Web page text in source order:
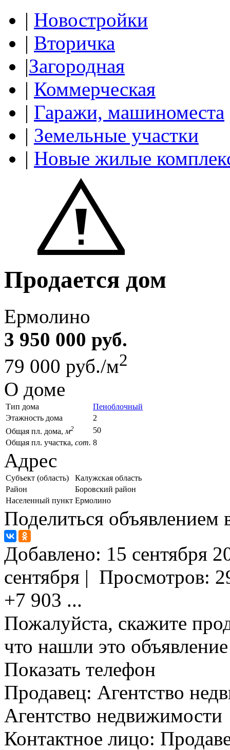
| Новостройки
| Вторичка
|Загородная
| Коммерческая
| Гаражи, машиноместа
| Земельные участки
| Новые жилые
Продается дом
Ермолино
3 950 000 руб.
79 000 руб./м2
О доме
Тип дома
Пеноблочный
Этажность дома
2
Общая пл. дома, м2
50
Общая пл. участка, сот. 8
Адрес
Субъект (область)
Калужская область
Район
Боровский район
Населенный пункт Ермолино
Поделиться объявлением
Добавлено: 15 сентября
сентября | Просмотров:
+7 903 ...
Пожалуйста, скажите
что нашли это
Показать телефон
Продавец: Агентство
Агентство недвижимости
Контактное лицо: